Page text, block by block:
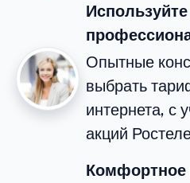
Опытные
выбрать
интернета, с
акций
Комфортное